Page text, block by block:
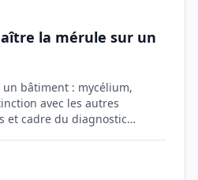
la mérule sur un
bâtiment : mycélium,
avec les autres
et cadre du diagnostic…